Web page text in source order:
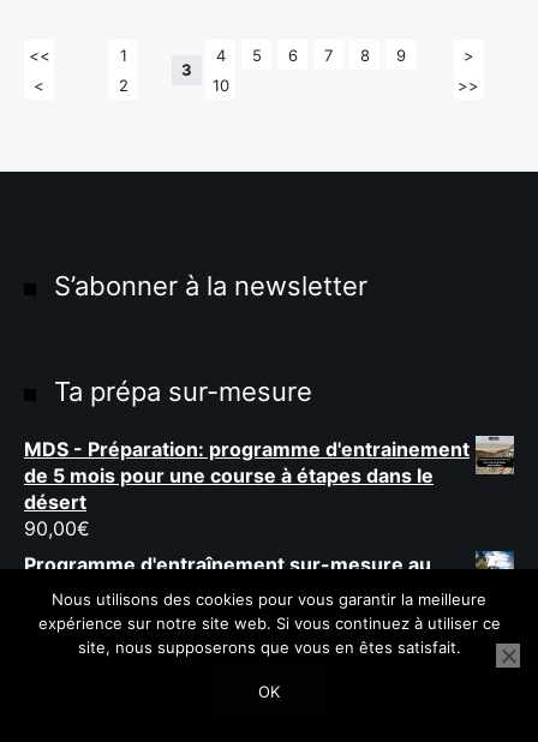
<<
<
1
2
3
4 5 6 7 8
9
10
>
>>
S’abonner à la newsletter
Ta prépa sur-mesure
MDS - Préparation: programme d'entrainement
de 5 mois pour une course à étapes dans le
désert
90,00€
Programme d'entraînement sur-mesure au
marathon (20 semaines)
69,00€
BON CADEAU: Programme d’entraînement
Ultra Trail - plus de 100km
Nous utilisons des cookies pour vous garantir la meilleure
expérience sur notre site web. Si vous continuez à utiliser ce
site, nous supposerons que vous en êtes satisfait.
OK